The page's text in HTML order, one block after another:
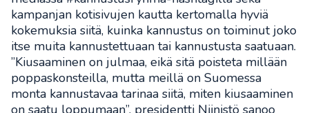
kampanjan kotisivujen kautta kertomalla hyviä
kokemuksia siitä, kuinka kannustus on toiminut joko
itse muita kannustettuaan tai kannustusta saatuaan.
”Kiusaaminen on julmaa, eikä sitä poisteta millään
poppaskonsteilla, mutta meillä on Suomessa
monta kannustavaa tarinaa siitä, miten kiusaaminen
on saatu loppumaan”, presidentti Niinistö sanoo